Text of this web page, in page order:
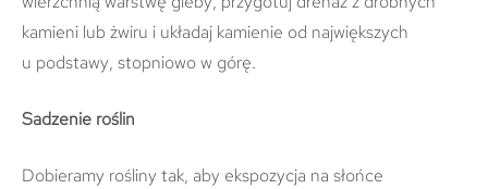
kamieni lub żwiru i układaj kamienie od największych
u podstawy, stopniowo w górę.
Sadzenie roślin
Dobieramy rośliny tak, aby ekspozycja na słońce